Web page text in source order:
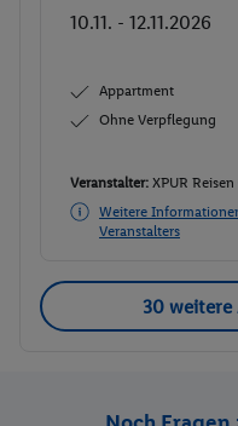
10.11. - 12.11.2026
Appartment
Ohne Verpflegung
Veranstalter: XPUR
Weitere
Veranstalters
30 weitere